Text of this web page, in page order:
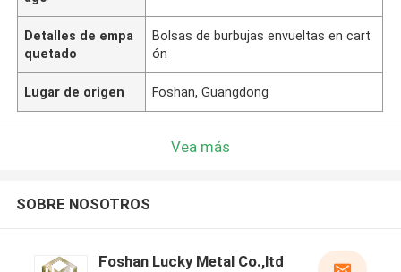
Detalles de empa
quetado
Bolsas de burbujas envueltas en cart
ón
Lugar de origen Foshan, Guangdong
Vea más
SOBRE NOSOTROS
Foshan Lucky Metal Co.,ltd